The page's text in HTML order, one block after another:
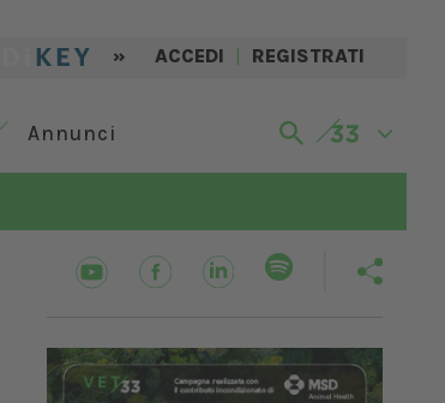
» ACCEDI | REGISTRATI
Annunci